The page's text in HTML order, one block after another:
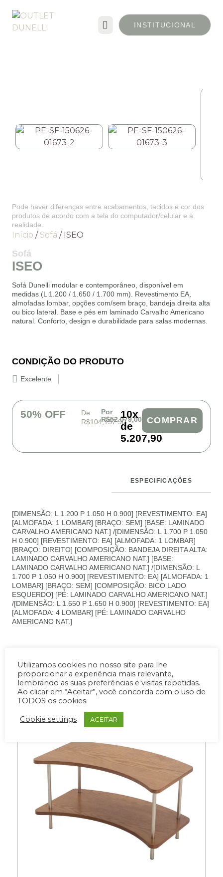
INSTITUCIONAL
Pode haver diferenças entre acabamentos, tecidos e cor dos
produtos de acordo com a tela do computador/celular e a
realidade.
Início / Sofá / ISEO
Sofá
ISEO
Sofá Dunelli modular e contemporâneo, disponível em
medidas (L 1.200 / 1.650 / 1.700 mm). Revestimento EA,
almofadas lombar, opções com/sem braço, bandeja direita alta
ou bico lateral. Base e pés em laminado Carvalho Americano
natural. Conforto, design e durabilidade para salas modernas.
CONDIÇÃO DO PRODUTO
Excelente
50% OFF
De
R$104,157.90
Por
R$52.079,00
10x
de
5.207,90
COMPRAR
ESPECIFICAÇÕES
[DIMENSÃO: L 1.200 P 1.050 H 0.900] [REVESTIMENTO: EA]
[ALMOFADA: 1 LOMBAR] [BRAÇO: SEM] [BASE: LAMINADO
CARVALHO AMERICANO NAT.] /[DIMENSÃO: L 1.700 P 1.050
H 0.900] [REVESTIMENTO: EA] [ALMOFADA: 1 LOMBAR]
[BRAÇO: DIREITO] [COMPOSIÇÃO: BANDEJA DIREITA ALTA:
LAMINADO CARVALHO AMERICANO NAT.] [BASE:
LAMINADO CARVALHO AMERICANO NAT.] /[DIMENSÃO: L
1.700 P 1.050 H 0.900] [REVESTIMENTO: EA] [ALMOFADA: 1
LOMBAR] [BRAÇO: SEM] [COMPOSIÇÃO: BICO LADO
ESQUERDO] [PÉ: LAMINADO CARVALHO AMERICANO NAT.]
/[DIMENSÃO: L 1.650 P 1.650 H 0.900] [REVESTIMENTO: EA]
[ALMOFADA: 4 LOMBAR] [PÉ: LAMINADO CARVALHO
AMERICANO NAT.]
PRODUTOS RELACIONADOS
Utilizamos cookies no nosso site para lhe
proporcionar a experiência mais relevante,
lembrando as suas preferências e visitas repetidas.
Ao clicar em “Aceitar”, você concorda com o uso de
TODOS os cookies.
Cookie settings ACEITAR